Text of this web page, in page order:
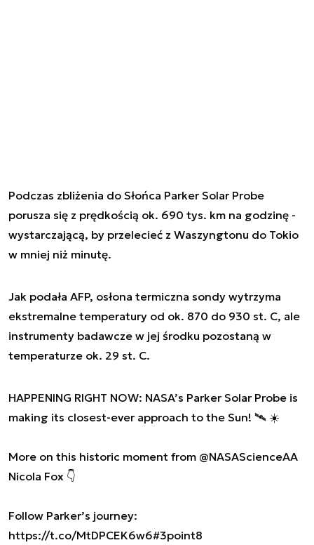
Podczas zbliżenia do Słońca Parker Solar Probe
porusza się z prędkością ok. 690 tys. km na godzinę -
wystarczającą, by przelecieć z Waszyngtonu do Tokio
w mniej niż minutę.
Jak podała AFP, osłona termiczna sondy wytrzyma
ekstremalne temperatury od ok. 870 do 930 st. C, ale
instrumenty badawcze w jej środku pozostaną w
temperaturze ok. 29 st. C.
HAPPENING RIGHT NOW: NASA’s Parker Solar Probe is
making its closest-ever approach to the Sun! 🛰️ ☀️
More on this historic moment from @NASAScienceAA
Nicola Fox 👇
Follow Parker’s journey:
https://t.co/MtDPCEK6w6#3point8